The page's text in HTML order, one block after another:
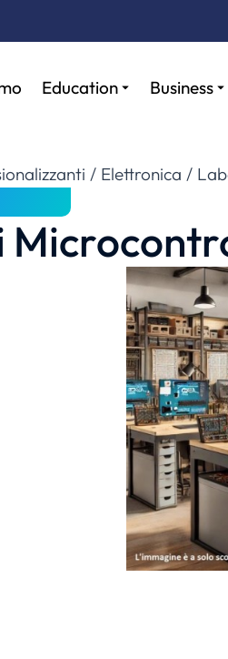
Education Business
Elettronica